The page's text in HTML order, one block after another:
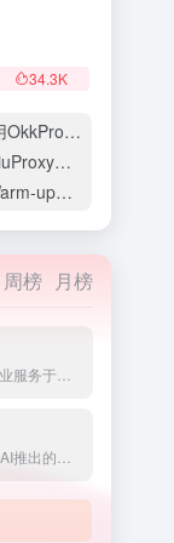
34.3K
IP被封难题？
高效爆单！
（含配图）
周榜 月榜